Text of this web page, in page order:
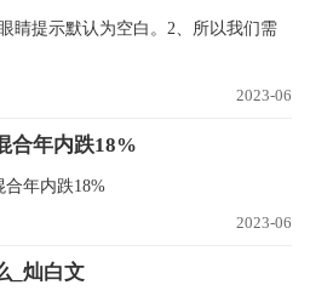
睛提示默认为空白。2、所以我们需
2023-06
合年内跌18%
年内跌18%
2023-06
_灿白文